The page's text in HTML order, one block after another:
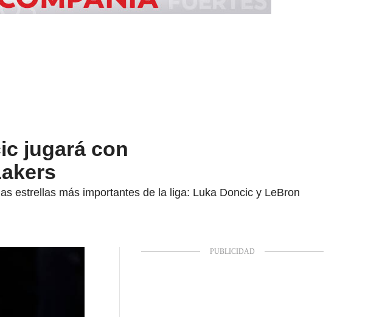
jugará con
estrellas más importantes de la liga: Luka Doncic y LeBron